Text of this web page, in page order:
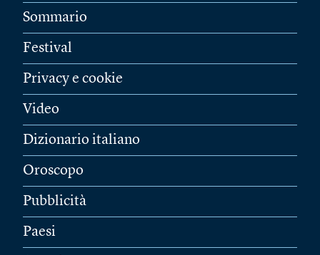
Sommario
Festival
Privacy e cookie
Video
Dizionario italiano
Oroscopo
Pubblicità
Paesi